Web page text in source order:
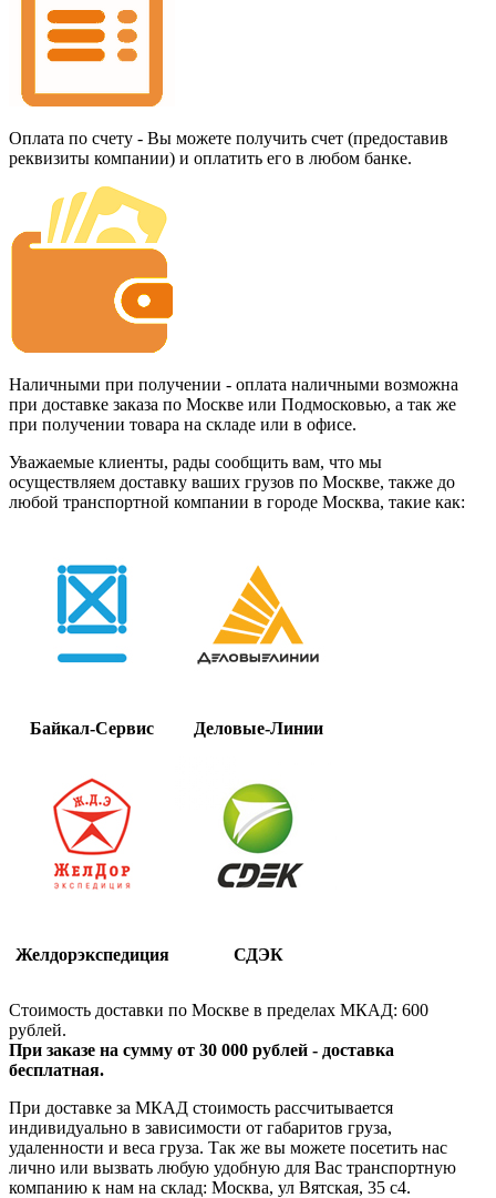
Оплата по счету - Вы можете получить счет (предоставив
реквизиты компании) и оплатить его в любом банке.
Наличными при получении - оплата наличными возможна
при доставке заказа по Москве или Подмосковью, а так же
при получении товара на складе или в офисе.
Уважаемые клиенты, рады сообщить вам, что мы
осуществляем доставку ваших грузов по Москве, также до
любой транспортной компании в городе Москва, такие как:
Байкал-Сервис Деловые-Линии
Желдорэкспедиция СДЭК
Стоимость доставки по Москве в пределах МКАД: 600
рублей.
При заказе на сумму от 30 000 рублей - доставка
бесплатная.
При доставке за МКАД стоимость рассчитывается
индивидуально в зависимости от габаритов груза,
удаленности и веса груза. Так же вы можете посетить нас
лично или вызвать любую удобную для Вас транспортную
компанию к нам на склад: Москва, ул Вятская, 35 c4.